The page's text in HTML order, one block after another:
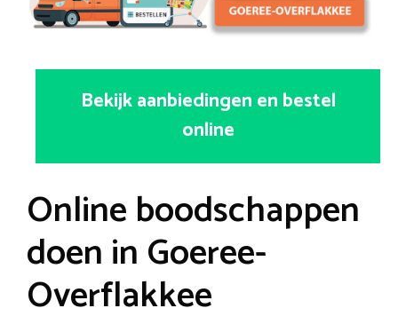
Bekijk aanbiedingen en bestel
online
Online boodschappen
doen in Goeree-
Overflakkee